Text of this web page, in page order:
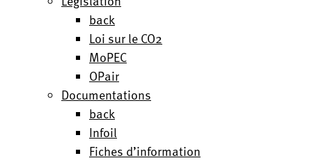
back
Loi sur le CO2
MoPEC
OPair
Documentations
back
Infoil
Fiches d’information